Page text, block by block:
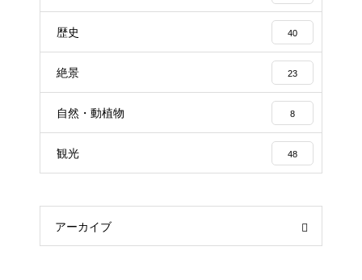
歴史 40
絶景 23
自然・動植物 8
観光 48
アーカイブ